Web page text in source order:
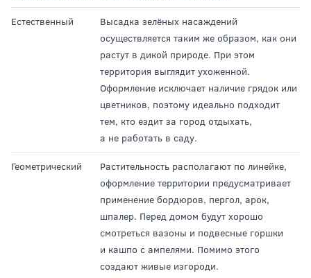
Естественный
Высадка зелёных насаждений
осуществляется таким же образом, как они
растут в дикой природе. При этом
территория выглядит ухоженной.
Оформление исключает наличие грядок или
цветников, поэтому идеально подходит
тем, кто ездит за город отдыхать,
а не работать в саду.
Геометрический
Растительность располагают по линейке,
оформление территории предусматривает
применение бордюров, пергол, арок,
шпалер. Перед домом будут хорошо
смотреться вазоны и подвесные горшки
и кашпо с ампелями. Помимо этого
создают живые изгороди.